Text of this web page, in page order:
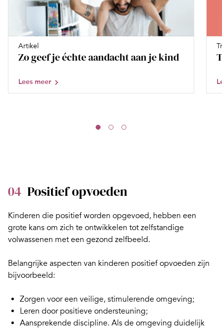
Artikel
Zo geef je échte aandacht aan je kind
Lees meer
04 Positief opvoeden
Kinderen die positief worden opgevoed, hebben een
grote kans om zich te ontwikkelen tot zelfstandige
volwassenen met een gezond zelfbeeld.
Belangrijke aspecten van kinderen positief opvoeden zijn
bijvoorbeeld:
Zorgen voor een veilige, stimulerende omgeving;
Leren door positieve ondersteuning;
Aansprekende discipline. Als de omgeving duidelijk